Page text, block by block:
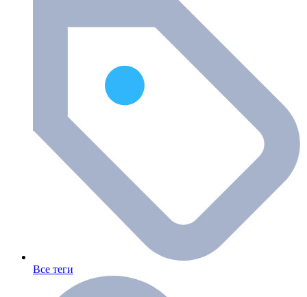
Все теги